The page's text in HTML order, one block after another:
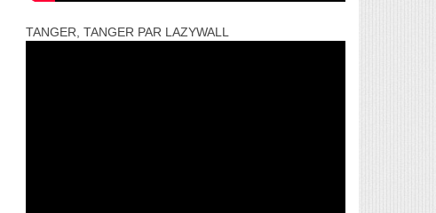
TANGER, TANGER PAR LAZYWALL